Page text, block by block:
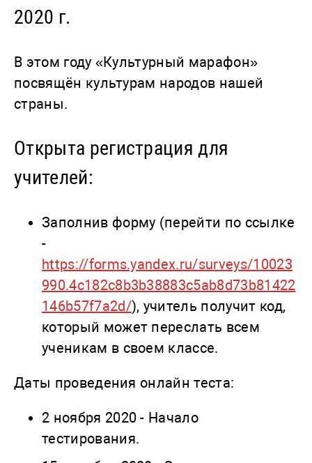
2020 г.
В этом году «Культурный марафон»
посвящён культурам народов нашей
страны.
Открыта регистрация для
учителей:
Заполнив форму (перейти по ссылке
-
https://forms.yandex.ru/surveys/10023
990.4c182c8b3b38883c5ab8d73b81422
146b57f7a2d/), учитель получит код,
который может переслать всем
ученикам в своем классе.
Даты проведения онлайн теста:
2 ноября 2020 - Начало
тестирования.